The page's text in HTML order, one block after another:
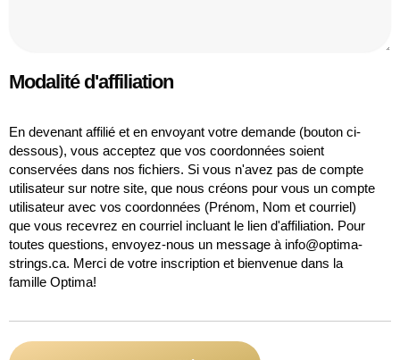
Modalité d'affiliation
En devenant affilié et en envoyant votre demande (bouton ci-
dessous), vous acceptez que vos coordonnées soient
conservées dans nos fichiers. Si vous n'avez pas de compte
utilisateur sur notre site, que nous créons pour vous un compte
utilisateur avec vos coordonnées (Prénom, Nom et courriel)
que vous recevrez en courriel incluant le lien d'affiliation. Pour
toutes questions, envoyez-nous un message à info@optima-
strings.ca. Merci de votre inscription et bienvenue dans la
famille Optima!